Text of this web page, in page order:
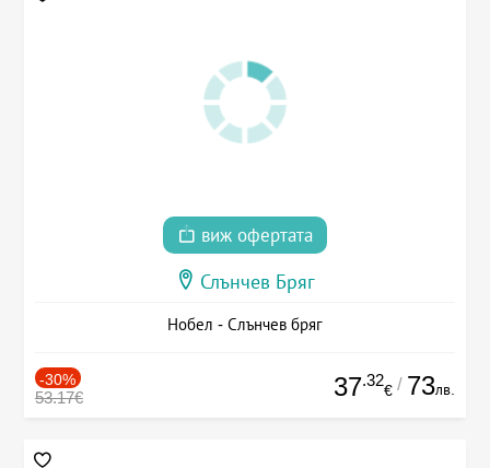
виж офертата
Слънчев Бряг
Нобел - Слънчев бряг
-30%
53.17€ 37.32
€ / 73лв.